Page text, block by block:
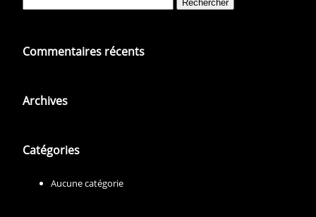
Commentaires récents
Archives
Catégories
Aucune catégorie